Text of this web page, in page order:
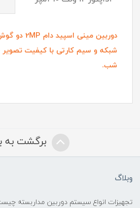
شبکه و سیم کارتی با کیفیت تصویر
شب.
برگشت به
وبلاگ
تجهیزات انواع سیستم دوربین مداربسته